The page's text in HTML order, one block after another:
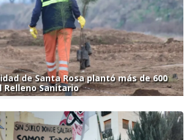
de Santa Rosa plantó más de 600
Relleno Sanitario